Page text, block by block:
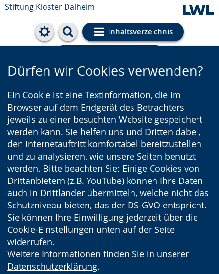
Stiftung Kloster Dalheim
Inhaltsverzeichnis
Cookie-Einstellungen
Dürfen wir Cookies verwenden?
Ein Cookie ist eine Textinformation, die im
Browser auf dem Endgerät des Betrachters
jeweils zu einer besuchten Website gespeichert
werden kann. Sie helfen uns und Dritten dabei,
den Internetauftritt komfortabel bereitzustellen
und zu analysieren, wie unsere Seiten benutzt
werden. Bitte beachten Sie: Einige Cookies von
Drittanbietern (z.B. YouTube) können Ihre Daten
auch in Drittländer übermitteln, welche nicht das
Schutzniveau bieten, das der DS-GVO entspricht.
Sie können Ihre Einwilligung jederzeit über die
Cookie-Einstellungen unten auf der Seite
widerrufen.
Weitere Informationen finden Sie in unserer
Datenschutzerklärung.